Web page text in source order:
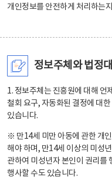
개인정보를 안전하게 처리하는
정보주체와 법정
1. 정보주체는 진흥원에 대해 언
철회 요구, 자동화된 결정에 대
있습니다.
※ 만14세 미만 아동에 관한 개
해야 하며, 만14세 이상의 미성
관하여 미성년자 본인이 권리를
행사할 수도 있습니다.